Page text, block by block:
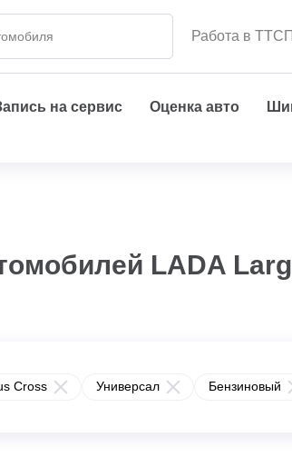
Работа в ТТС
на сервис Оценка авто
LADA
Cross Универсал Бензиновый